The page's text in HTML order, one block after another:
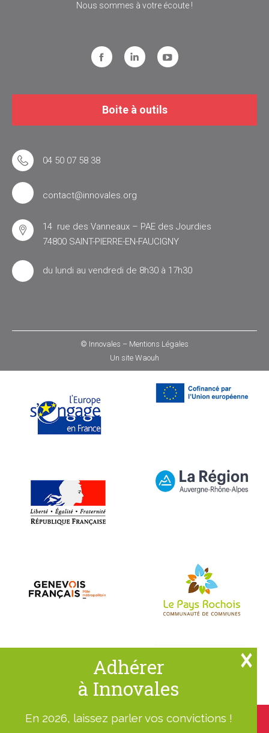
Nous sommes à votre écoute !
FacebookLinkedInYouTube
Boite à outils
04 50 07 58 38
contact@innovales.org
14 rue des Vanneaux – PAE des Jourdies
74800 SAINT-PIERRE-EN-FAUCIGNY
du lundi au vendredi de 8h30 à 17h30
© Innovales – Mentions Légales
Un site Waouh
Adhérer
à Innovales
En 2026, laissez parler vos convictions !
Nous utilisons des cookies pour vous garantir la meilleure